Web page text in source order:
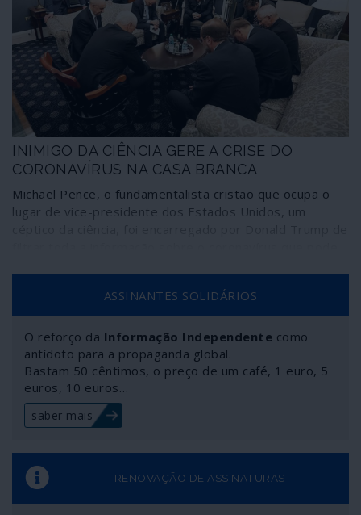
INIMIGO DA CIÊNCIA GERE A CRISE DO
CORONAVÍRUS NA CASA BRANCA
Michael Pence, o fundamentalista cristão que ocupa o
lugar de vice-presidente dos Estados Unidos, um
teoria da evolução, responsável pelo maior surto de HIV
no Estado de Indiana, onde era governador, adversário
do uso de preservativo – método “demasiado moderno”
– adepto do “tratamento clínico” da homossexualidade,
Pence dirige uma “task-force” para lidar com a crise do
COVID-19. E a fotografia oficial da primeira reunião do
grupo na Casa Branca mostra os participantes rezando
para que o mal do coronavírus seja afastado.
ASSINANTES SOLIDÁRIOS
O reforço da Informação Independente como
antídoto para a propaganda global.
Bastam 50 cêntimos, o preço de um café, 1 euro, 5
euros, 10 euros…
saber mais
RENOVAÇÃO DE ASSINATURAS